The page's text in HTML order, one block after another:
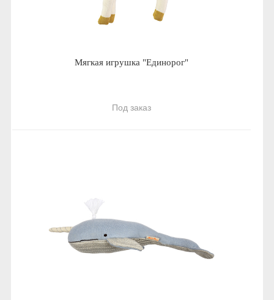
Мягкая игрушка "Единорог"
Под заказ